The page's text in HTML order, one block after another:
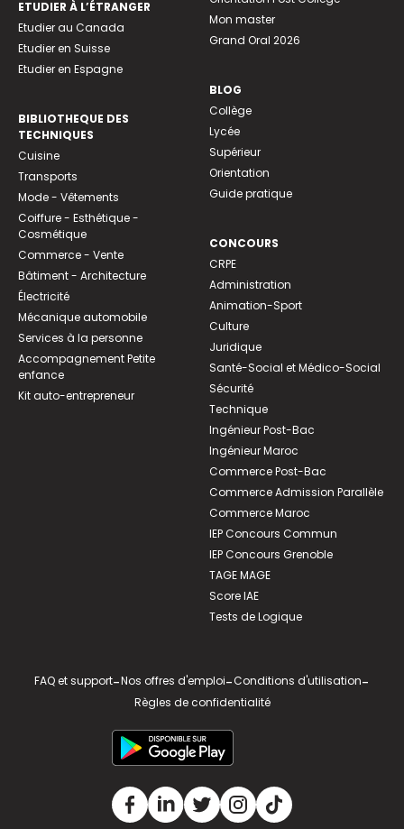
ETUDIER À L’ÉTRANGER
Etudier au Canada
Etudier en Suisse
Etudier en Espagne
BIBLIOTHEQUE DES
TECHNIQUES
Cuisine
Transports
Mode - Vêtements
Coiffure - Esthétique -
Cosmétique
Commerce - Vente
Bâtiment - Architecture
Électricité
Mécanique automobile
Services à la personne
Accompagnement Petite
enfance
Kit auto-entrepreneur
Mon master
Grand Oral 2026
BLOG
Collège
Lycée
Supérieur
Orientation
Guide pratique
CONCOURS
CRPE
Administration
Animation-Sport
Culture
Juridique
Santé-Social et Médico-Social
Sécurité
Technique
Ingénieur Post-Bac
Ingénieur Maroc
Commerce Post-Bac
Commerce Admission Parallèle
Commerce Maroc
IEP Concours Commun
IEP Concours Grenoble
TAGE MAGE
Score IAE
Tests de Logique
FAQ et support-Nos offres d'emploi-Conditions d'utilisation-
Règles de confidentialité